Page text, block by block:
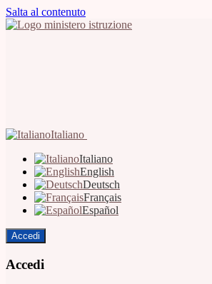
Salta al contenuto
Italiano
Italiano
English
Deutsch
Français
Español
Accedi
Accedi